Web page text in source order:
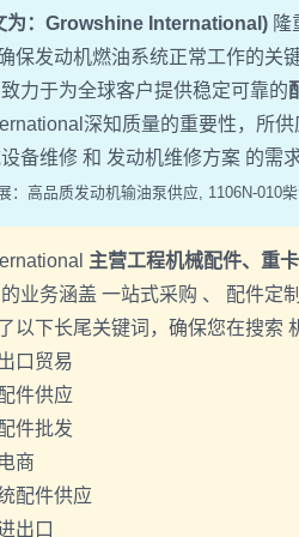
为：Growshine International) 隆
保发动机燃油系统正常工作的关
力于为全球客户提供稳定可靠的
深知质量的重要性，所供
设备维修 和 发动机维修方案
：高品质发动机输油泵供应, 1106N-010
主营工程机械配件、重
业务涵盖 一站式采购 、 配件定
了以下长尾关键词，确保您在
口贸易
件供应
件批发
商
配件供应
出口